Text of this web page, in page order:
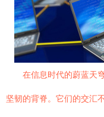
在信息时代的蔚蓝天
坚韧的背脊。它们的交汇